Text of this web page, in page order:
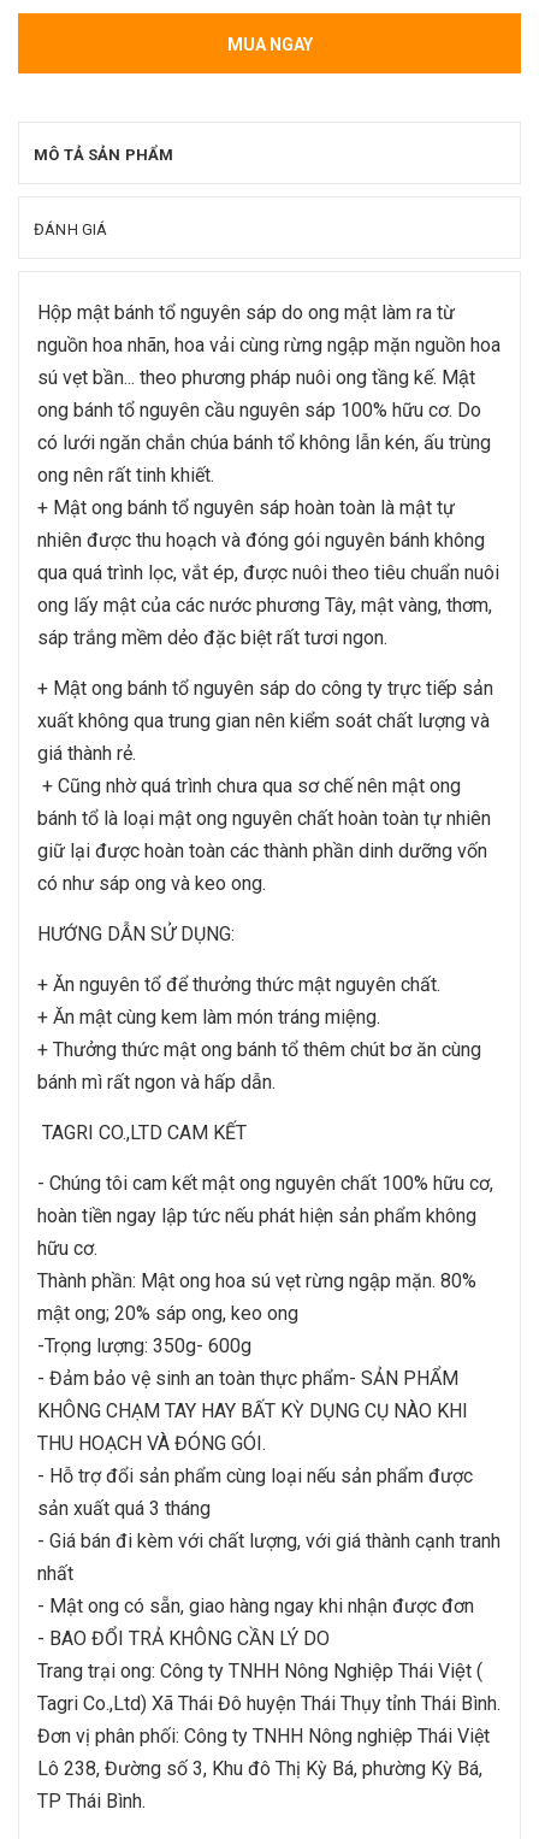
MUA NGAY
MÔ TẢ SẢN PHẨM
ĐÁNH GIÁ
Hộp mật bánh tổ nguyên sáp do ong mật làm ra từ
nguồn hoa nhãn, hoa vải cùng rừng ngập mặn nguồn hoa
sú vẹt bần... theo phương pháp nuôi ong tầng kế. Mật
ong bánh tổ nguyên cầu nguyên sáp 100% hữu cơ. Do
có lưới ngăn chắn chúa bánh tổ không lẫn kén, ấu trùng
ong nên rất tinh khiết.
+ Mật ong bánh tổ nguyên sáp hoàn toàn là mật tự
nhiên được thu hoạch và đóng gói nguyên bánh không
qua quá trình lọc, vắt ép, được nuôi theo tiêu chuẩn nuôi
ong lấy mật của các nước phương Tây, mật vàng, thơm,
sáp trắng mềm dẻo đặc biệt rất tươi ngon.
+ Mật ong bánh tổ nguyên sáp do công ty trực tiếp sản
xuất không qua trung gian nên kiểm soát chất lượng và
giá thành rẻ.
+ Cũng nhờ quá trình chưa qua sơ chế nên mật ong
bánh tổ là loại mật ong nguyên chất hoàn toàn tự nhiên
giữ lại được hoàn toàn các thành phần dinh dưỡng vốn
có như sáp ong và keo ong.
HƯỚNG DẪN SỬ DỤNG:
+ Ăn nguyên tổ để thưởng thức mật nguyên chất.
+ Ăn mật cùng kem làm món tráng miệng.
+ Thưởng thức mật ong bánh tổ thêm chút bơ ăn cùng
bánh mì rất ngon và hấp dẫn.
TAGRI CO.,LTD CAM KẾT
- Chúng tôi cam kết mật ong nguyên chất 100% hữu cơ,
hoàn tiền ngay lập tức nếu phát hiện sản phẩm không
hữu cơ.
Thành phần: Mật ong hoa sú vẹt rừng ngập mặn. 80%
mật ong; 20% sáp ong, keo ong
-Trọng lượng: 350g- 600g
- Đảm bảo vệ sinh an toàn thực phẩm- SẢN PHẨM
KHÔNG CHẠM TAY HAY BẤT KỲ DỤNG CỤ NÀO KHI
THU HOẠCH VÀ ĐÓNG GÓI.
- Hỗ trợ đổi sản phẩm cùng loại nếu sản phẩm được
sản xuất quá 3 tháng
- Giá bán đi kèm với chất lượng, với giá thành cạnh tranh
nhất
- Mật ong có sẵn, giao hàng ngay khi nhận được đơn
- BAO ĐỔI TRẢ KHÔNG CẦN LÝ DO
Trang trại ong: Công ty TNHH Nông Nghiệp Thái Việt (
Tagri Co.,Ltd) Xã Thái Đô huyện Thái Thụy tỉnh Thái Bình.
Đơn vị phân phối: Công ty TNHH Nông nghiệp Thái Việt
Lô 238, Đường số 3, Khu đô Thị Kỳ Bá, phường Kỳ Bá,
TP Thái Bình.